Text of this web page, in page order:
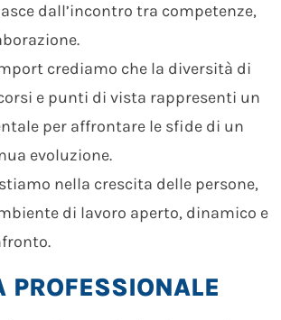
dall’incontro tra competenze,
crediamo che la diversità di
e punti di vista rappresenti un
per affrontare le sfide di un
evoluzione.
nella crescita delle persone,
di lavoro aperto, dinamico e
PROFESSIONALE